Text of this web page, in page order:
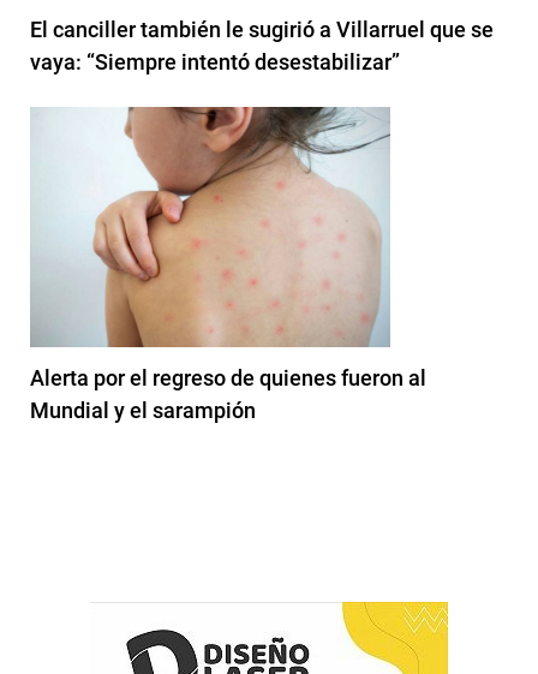
El canciller también le sugirió a Villarruel que se
vaya: “Siempre intentó desestabilizar”
Alerta por el regreso de quienes fueron al
Mundial y el sarampión